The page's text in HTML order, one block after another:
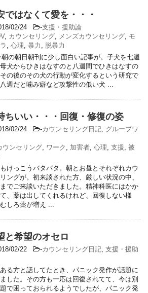
ではなくて愛を・・・
02/24 -支援・援助論
, カウンセリング, メンズカウンセリング, モ
, 心理, 暴力 , 脱暴力
の朝日朝刊に少し面白い記事が。子犬を七週
犬からひきはなすのと八週間でひきはなすの
の後のその犬の行動が変化するという研究で
週だと噛み癖など攻撃性の低い犬 ...
ちいい・・・回復・修復の姿
02/24 -カウンセリング日記, グループワ
ウンセリング, ワーク , 加害者, 心理, 支援, 被
けっこうバタバタ。朝とお昼とそれぞれカウ
ングが。初来談された方、厳しい状況の中、
でご来談いただきました。精神科医にはかか
、薬は出してくれるけれど、回復しない様
しろ薬が増え ...
と希望のオセロ
02/22 -カウンセリング日記, 支援・援助
る方と話してたとき、パニック発作が話題に
した。その方も一応は回復されてて、今は別
で困っておられるようでしたが、パニック発